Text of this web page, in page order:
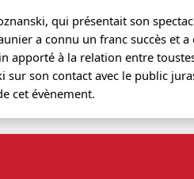
qui présentait son
a connu un franc succès et a
à la relation entre
sur son contact avec le public
cet évènement.